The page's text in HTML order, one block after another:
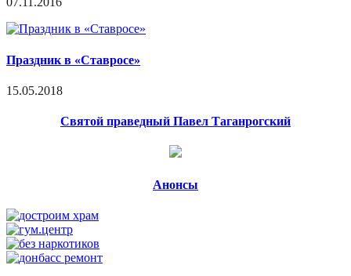
Праздник в «Ставросе»
15.05.2018
Святой праведный Павел Таганрогский
Анонсы